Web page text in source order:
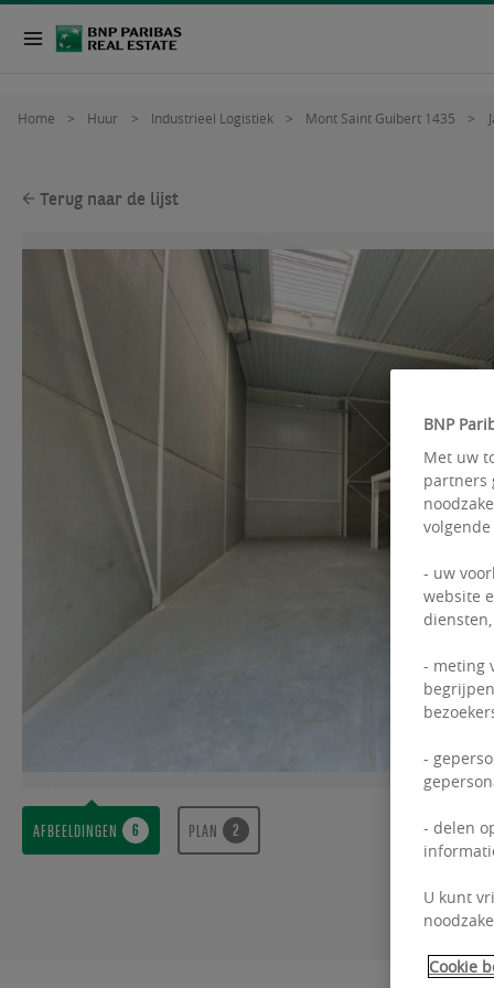
Home Huur Industrieel Logistiek Mont Saint Guibert 1435
Terug naar de lijst
AFBEELDINGEN PLAN
BNP
Met uw
partners
- uw
website
- meting
-
- delen
U kunt
Cookie